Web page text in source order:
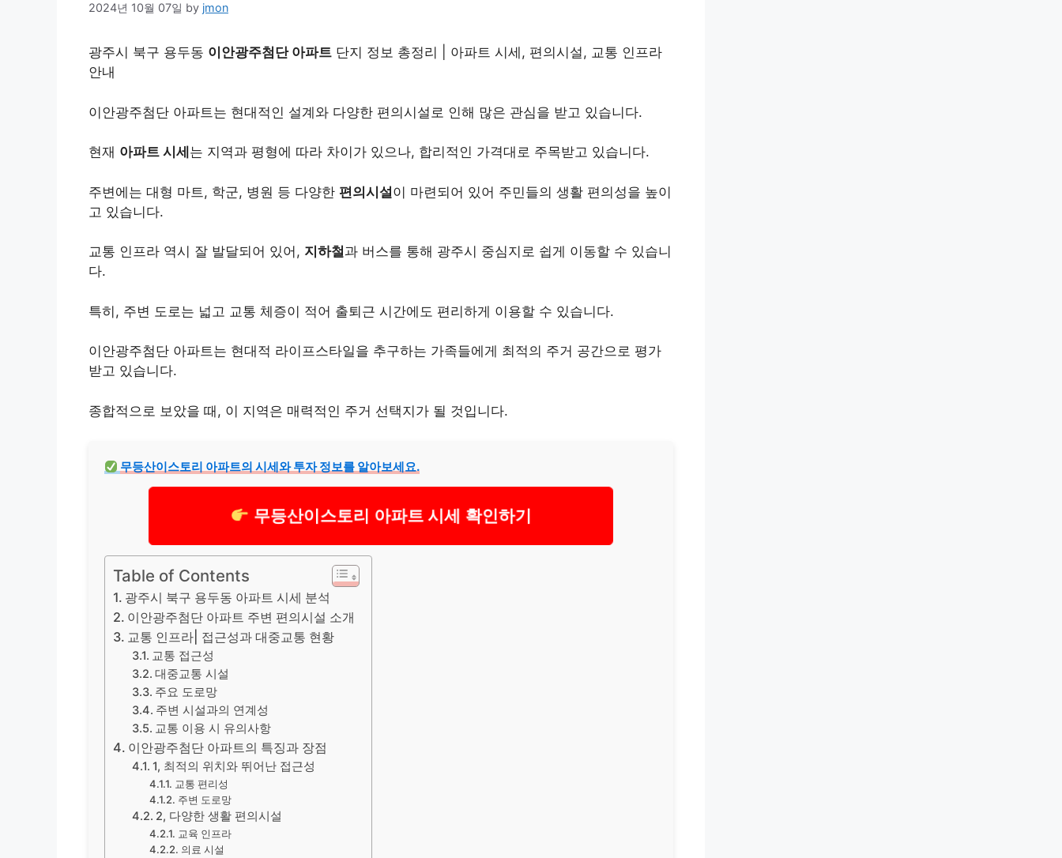
2024년 10월 07일 by jmon
광주시 북구 용두동 이안광주첨단 아파트 단지 정보 총정리 | 아파트 시세, 편의시설, 교통 인프라
안내
이안광주첨단 아파트는 현대적인 설계와 다양한 편의시설로 인해 많은 관심을 받고 있습니다.
현재 아파트 시세 는 지역과 평형에 따라 차이가 있으나, 합리적인 가격대로 주목받고 있습니다.
주변에는 대형 마트, 학군, 병원 등 다양한 편의시설이 마련되어 있어 주민들의 생활 편의성을 높이
고 있습니다.
교통 인프라 역시 잘 발달되어 있어, 지하철과 버스를 통해 광주시 중심지로 쉽게 이동할 수 있습니
다.
특히, 주변 도로는 넓고 교통 체증이 적어 출퇴근 시간에도 편리하게 이용할 수 있습니다.
이안광주첨단 아파트는 현대적 라이프스타일을 추구하는 가족들에게 최적의 주거 공간으로 평가
받고 있습니다.
종합적으로 보았을 때, 이 지역은 매력적인 주거 선택지가 될 것입니다.
무등산이스토리 아파트의 시세와 투자 정보를 알아보세요.
무등산이스토리 아파트 시세 확인하기
Table of Contents
광주시 북구 용두동 아파트 시세 분석
이안광주첨단 아파트 주변 편의시설 소개
교통 인프라| 접근성과 대중교통 현황
교통 접근성
대중교통 시설
주요 도로망
주변 시설과의 연계성
교통 이용 시 유의사항
이안광주첨단 아파트의 특징과 장점
1, 최적의 위치와 뛰어난 접근성
교통 편리성
주변 도로망
2, 다양한 생활 편의시설
교육 인프라
의료 시설